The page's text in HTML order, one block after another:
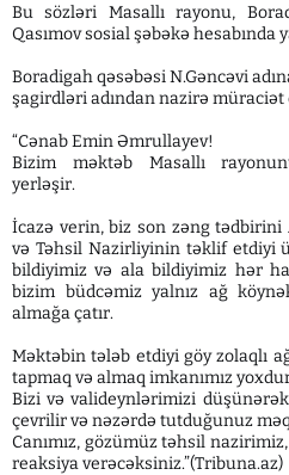
Bu sözləri Masallı rayonu,
Qasımov sosial şəbəkə hesabında
Boradigah qəsəbəsi N.Gəncəvi
şagirdləri adından nazirə
“Cənab Emin Əmrullayev!
Bizim məktəb Masallı
yerləşir.
İcazə verin, biz son zəng tədbirini
və Təhsil Nazirliyinin təklif etdiyi
bildiyimiz və ala bildiyimiz hər
bizim büdcəmiz yalnız ağ
almağa çatır.
Məktəbin tələb etdiyi göy zolaqlı
tapmaq və almaq imkanımız
Bizi və valideynlərimizi
çevrilir və nəzərdə tutduğunuz
Canımız, gözümüz təhsil
reaksiya verəcəksiniz.”(Tribuna.az)